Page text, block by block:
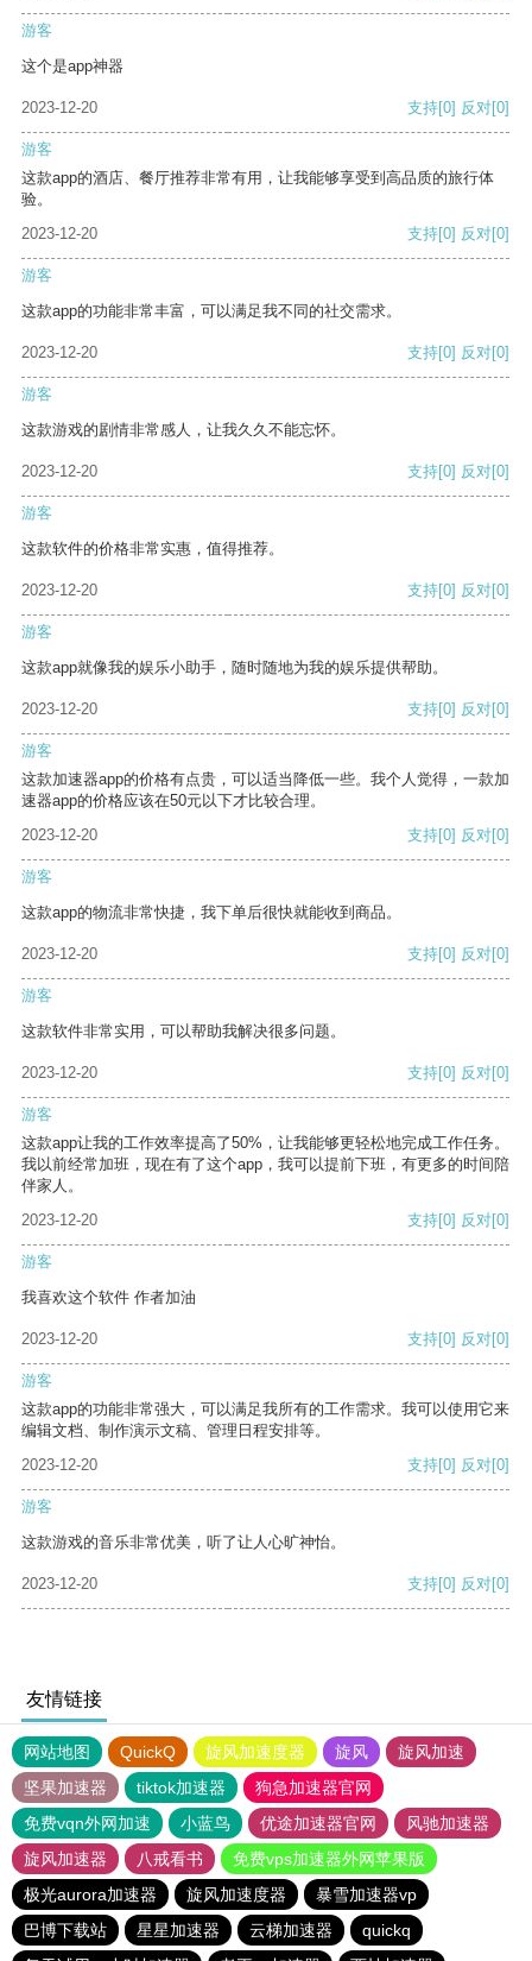
游客
这个是app神器
2023-12-20 支持[0] 反对[0]
游客
这款app的酒店、餐厅推荐非常有用，让我能够享受到高品质的旅行体
验。
2023-12-20
支持[0] 反对[0]
游客
这款app的功能非常丰富，可以满足我不同的社交需求。
2023-12-20 支持[0] 反对[0]
游客
这款游戏的剧情非常感人，让我久久不能忘怀。
2023-12-20 支持[0] 反对[0]
游客
这款软件的价格非常实惠，值得推荐。
2023-12-20 支持[0] 反对[0]
游客
这款app就像我的娱乐小助手，随时随地为我的娱乐提供帮助。
2023-12-20 支持[0] 反对[0]
游客
这款加速器app的价格有点贵，可以适当降低一些。我个人觉得，一款加
速器app的价格应该在50元以下才比较合理。
2023-12-20
支持[0] 反对[0]
游客
这款app的物流非常快捷，我下单后很快就能收到商品。
2023-12-20 支持[0] 反对[0]
游客
这款软件非常实用，可以帮助我解决很多问题。
2023-12-20 支持[0] 反对[0]
游客
这款app让我的工作效率提高了50%，让我能够更轻松地完成工作任务。
我以前经常加班，现在有了这个app，我可以提前下班，有更多的时间陪
伴家人。
2023-12-20
支持[0] 反对[0]
游客
我喜欢这个软件 作者加油
2023-12-20 支持[0] 反对[0]
游客
这款app的功能非常强大，可以满足我所有的工作需求。我可以使用它来
编辑文档、制作演示文稿、管理日程安排等。
2023-12-20
支持[0] 反对[0]
游客
这款游戏的音乐非常优美，听了让人心旷神怡。
2023-12-20 支持[0] 反对[0]
友情链接
网站地图 QuickQ 旋风加速度器 旋风
旋风加速
坚果加速器
tiktok加速器
狗急加速器官网
免费vqn外网加速
小蓝鸟 优途加速器官网
风驰加速器
旋风加速器
八戒看书
免费vps加速器外网苹果版
极光aurora加速器
旋风加速度器
暴雪加速器vp
巴博下载站
星星加速器 云梯加速器
quickq